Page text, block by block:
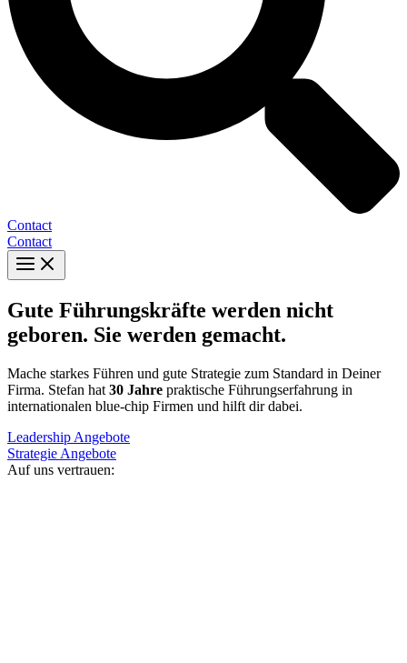
Contact
Contact
Gute Führungskräfte werden nicht
geboren. Sie werden gemacht.
Mache starkes Führen und gute Strategie zum Standard in Deiner
Firma. Stefan hat 30 Jahre praktische Führungserfahrung in
internationalen blue-chip Firmen und hilft dir dabei.
Leadership Angebote
Strategie Angebote
Auf uns vertrauen: